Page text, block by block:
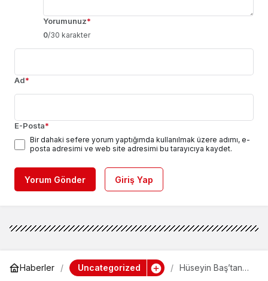
Yorumunuz*
0/30 karakter
Ad*
E-Posta*
Bir dahaki sefere yorum yaptığımda kullanılmak üzere adımı, e-
posta adresimi ve web site adresimi bu tarayıcıya kaydet.
Yorum Gönder Giriş Yap
Haberler Uncategorized
Hüseyin Baş’tan